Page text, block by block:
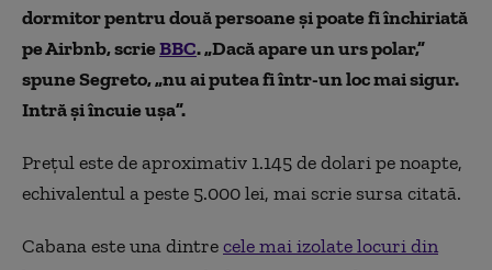
dormitor pentru două persoane și poate fi închiriată
pe Airbnb, scrieBBC. „Dacă apare un urs polar,”
spune Segreto, „nu ai putea fi într-un loc mai sigur.
Intră și încuie ușa”.
Prețul este de aproximativ 1.145 de dolari pe noapte,
echivalentul a peste 5.000 lei, mai scrie sursa citată.
Cabana este una dintrecele mai izolate locuri din